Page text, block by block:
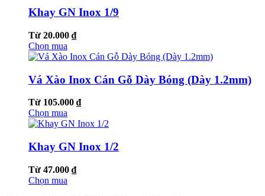
Khay GN Inox 1/9
Từ 20.000 ₫
Chọn mua
Vá Xào Inox Cán Gỗ Dày Bóng (Dày 1.2mm)
Từ 105.000 ₫
Chọn mua
Khay GN Inox 1/2
Từ 47.000 ₫
Chọn mua